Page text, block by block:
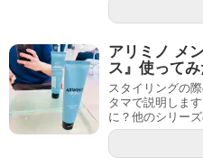
アリミノ メ
ス』使ってみ
スタイリングの
タマで説明しま
に？他のシリー